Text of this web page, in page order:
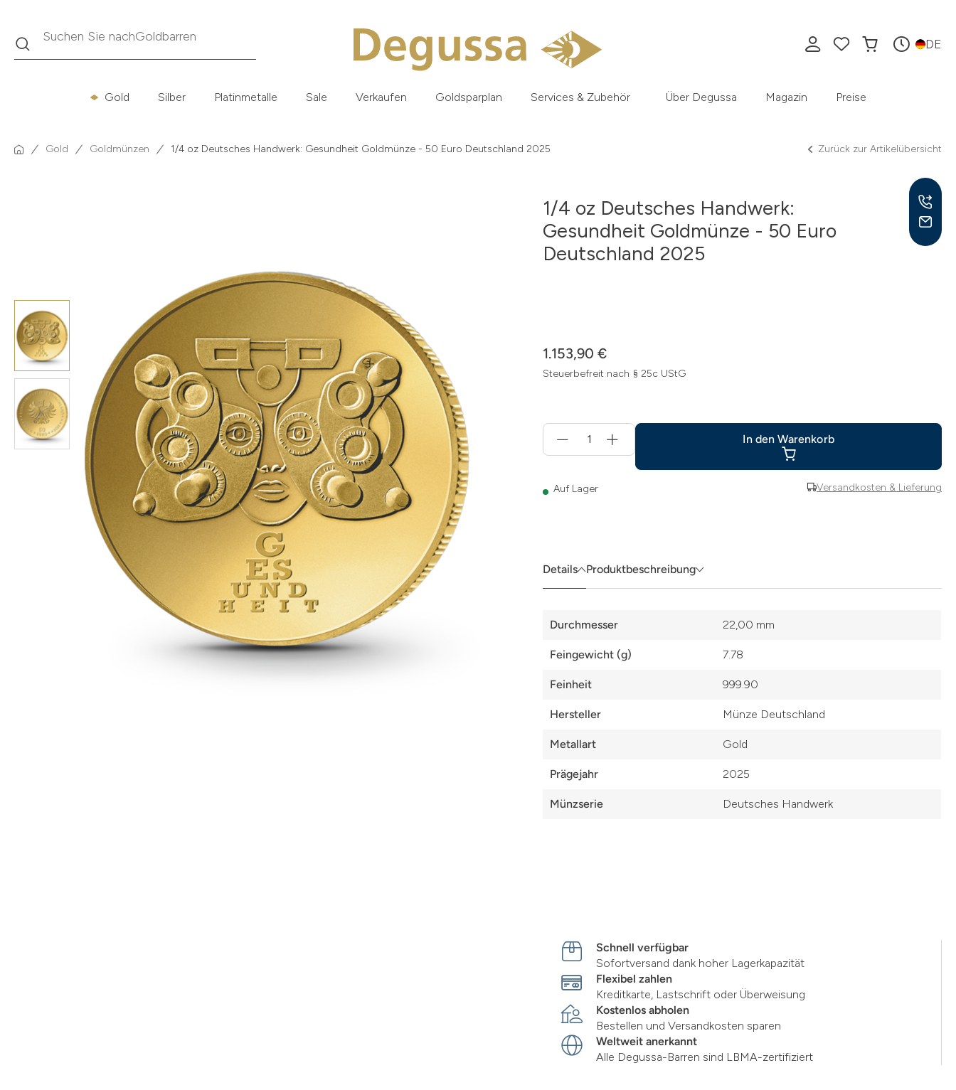
Suche Suchen Sie nachKrügerrand DE
Gold Silber Platinmetalle Sale Verkaufen Goldsparplan Services & Zubehör Über Degussa Magazin Preise
Gold Goldmünzen 1/4 oz Deutsches Handwerk: Gesundheit Goldmünze - 50 Euro Deutschland 2025 Zurück zur Artikelübersicht
1/4 oz Deutsches Handwerk:
Gesundheit Goldmünze - 50 Euro
Deutschland 2025
1.153,90 €
Steuerbefreit nach § 25c UStG
Versandkosten & Lieferung
für
In
Warenkorb
In den Warenkorb
Auf Lager
Details Produktbeschreibung
Details
Durchmesser 22,00 mm
Feingewicht (g) 7.78
Feinheit 999.90
Hersteller Münze Deutschland
Metallart Gold
Prägejahr 2025
Münzserie Deutsches Handwerk
Schnell verfügbar
Sofortversand dank hoher Lagerkapazität
Flexibel zahlen
Kreditkarte, Lastschrift oder Überweisung
Kostenlos abholen
Bestellen und Versandkosten sparen
Weltweit anerkannt
Alle Degussa-Barren sind LBMA-zertifiziert